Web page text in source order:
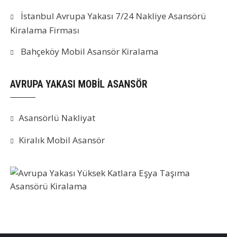
İstanbul Avrupa Yakası 7/24 Nakliye Asansörü
Kiralama Firması
Bahçeköy Mobil Asansör Kiralama
AVRUPA YAKASI MOBİL ASANSÖR
Asansörlü Nakliyat
Kiralık Mobil Asansör